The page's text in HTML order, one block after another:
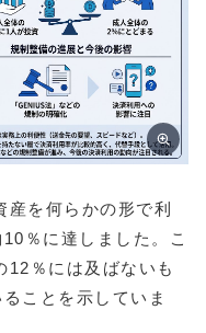
を何らかの形で利
％に達しました。こ
12％には及ばないも
ことを示していま